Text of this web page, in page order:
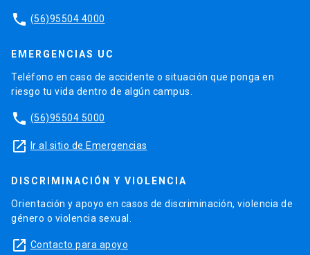
phone (56)95504 4000
EMERGENCIAS UC
Teléfono en caso de accidente o situación que ponga en
riesgo tu vida dentro de algún campus.
phone (56)95504 5000
launch Ir al sitio de Emergencias
DISCRIMINACIÓN Y VIOLENCIA
Orientación y apoyo en casos de discriminación, violencia de
género o violencia sexual.
launch Contacto para apoyo